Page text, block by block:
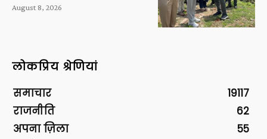
August 8, 2026
लोकप्रिय श्रेणियां
समाचार
19117
राजनीति
62
अपना ज़िला
55